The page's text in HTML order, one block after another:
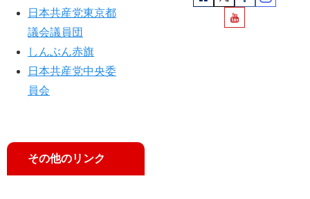
日本共産党東京都
議会議員団
しんぶん赤旗
日本共産党中央委
員会
その他のリンク